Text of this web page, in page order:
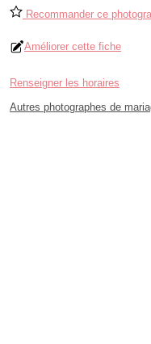
Recommander ce
Améliorer cette fiche
Renseigner les horaires
Autres photographes de